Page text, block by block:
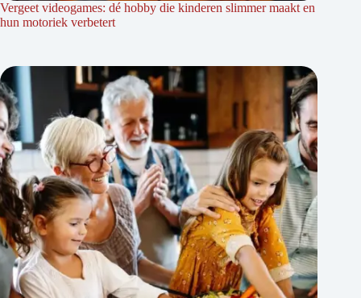
Vergeet videogames: dé hobby die kinderen slimmer maakt en
hun motoriek verbetert